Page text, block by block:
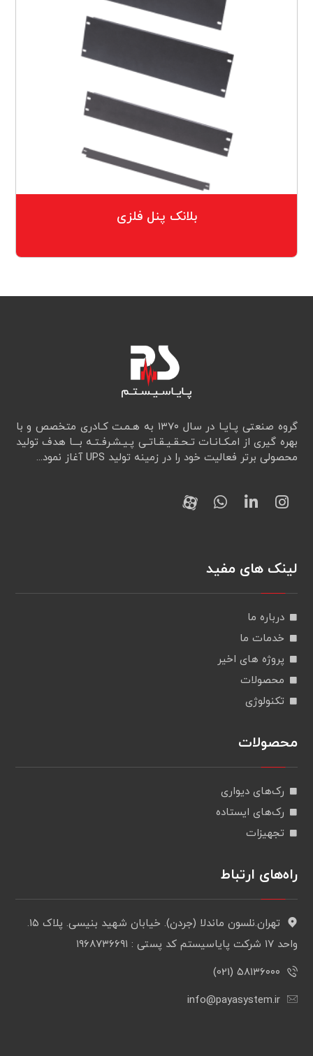
بلانک پنل فلزی
گروه صنعتی پـایـا در سال ۱۳۷۰ به هـمـت کـادری متخصص و با
بهره گیری از امـکـانـات تـحـقـيـقـاتـی پـیـشـرفـتـه بـــا هدف تولید
محصولی برتر فعالیت خود را در زمینه تولید UPS آغاز نمود...
لینک های مفید
درباره ما
خدمات ما
پروژه های اخیر
محصولات
تکنولوژی
محصولات
رک‌های دیواری
رک‌های ایستاده
تجهیزات
راه‌های ارتباط
تهران.نلسون ماندلا (جردن). خیابان شهید بنیسی. پلاک ۱۵.
واحد ۱۷ شرکت پایاسیستم کد پستی : ۱۹۶۸۷۳۶۶۹۱
۵۸۱۳۶۰۰۰ (021)
info@payasystem.ir